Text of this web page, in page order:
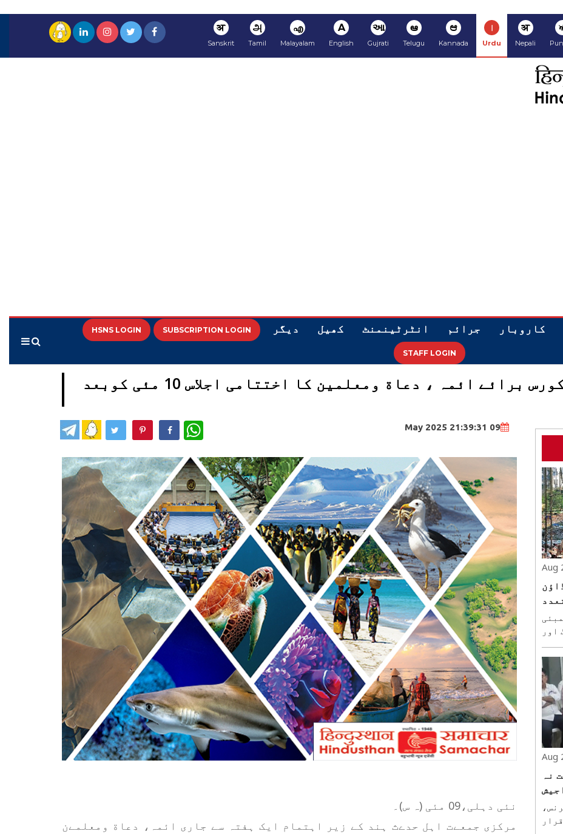
अ
Nepali
ا
Urdu
ಆ
Kannada
ఆ
Telugu
આ
Gujrati
A
English
എ
Malayalam
அ
Tamil
अ
Sanskrit
کاروبار جرائم انٹرٹینمنٹ کھیل دیگر SUBSCRIPTION LOGIN
HSNS LOGIN
STAFF LOGIN
15واں آل انڈیا ریفریشر کورس برائے ائمہ ، دعاة ومعلمین کا اختتامی اجلاس 10 مئی کوبعد
09 May 2025 21:39:31
WhatsApp
نئی دہلی،09 مئی (ہ س)۔
مرکزی جمعےت اہل حدےث ہند کے زیر اہتمام ایک ہفتہ سے جاری ائمہ، دعاة ومعلمےن
ممبئی
اور
سے
..
نہ